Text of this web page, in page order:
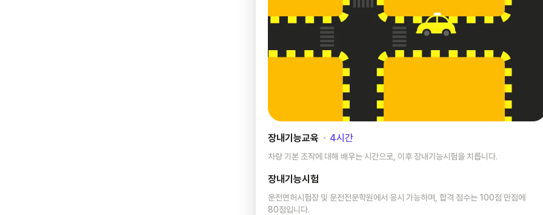
장내기능교육 ･ 4시간
차량 기본 조작에 대해 배우는 시간으로, 이후 장내기능시험을 치릅니다.
장내기능시험
운전면허시험장 및 운전전문학원에서 응시 가능하며, 합격 점수는 100점 만점에
80점입니다.